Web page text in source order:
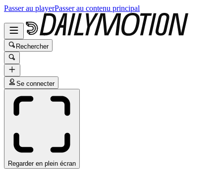
Passer au playerPasser au contenu principal
Rechercher
Se connecter
Regarder en plein écran